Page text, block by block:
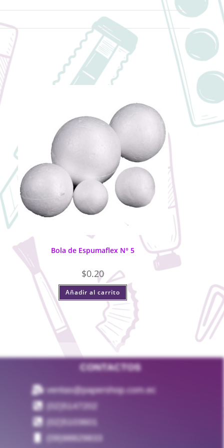
Bola de Espumaflex N° 5
$0.20
Añadir al carrito
CONTACTOS
ventas@papershop.com.ec
(02)5147202
(02)5103601
(09)98829833